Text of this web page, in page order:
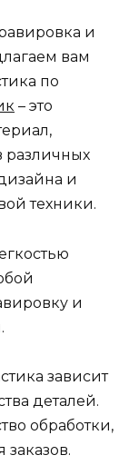
и
вам
по
– это
различных
и
техники.
и
зависит
деталей.
обработки,
заказов.